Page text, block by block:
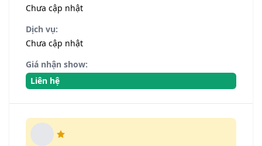
Chưa cập nhật
Dịch vụ:
Chưa cập nhật
Giá nhận show:
Liên hệ